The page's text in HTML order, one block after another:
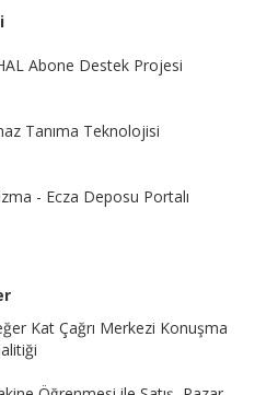
Abone Destek Projesi
Tanıma Teknolojisi
- Ecza Deposu Portalı
Kat Çağrı Merkezi Konuşma